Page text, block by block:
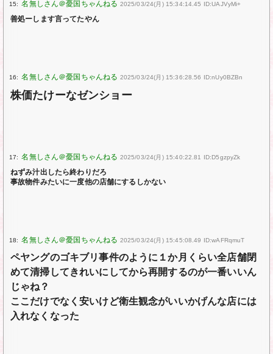
15: 2025/03/24(月) 15:34:14.45 ID:UAJVyMi+
善処ーします言ってたやん
16: 2025/03/24(月) 15:36:28.56 ID:nUy0BZBn
株価たけーなゼンショー
17: 2025/03/24(月) 15:40:22.81 ID:D5gzpyZk
ねずみ汁出したら終わりだろ
事故物件みたいに一度他の店舗にするしかない
18: 2025/03/24(月) 15:45:08.49 ID:wAFRqmuT
ペヤングのゴキブリ事件のように１か月くらい全店舗閉
めて清掃してきれいにしてから再開するのが一番いいん
じゃね？
ここだけでなく安いけど衛生観念がいいかげんな店には
入れなくなった